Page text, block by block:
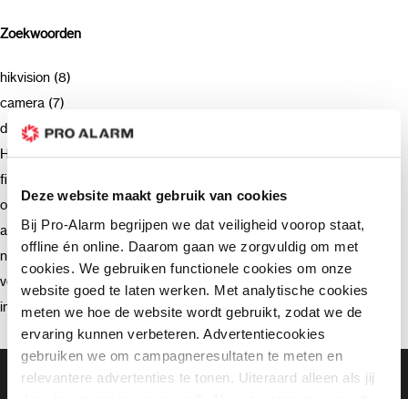
Deze website maakt gebruik van cookies
Bij Pro-Alarm begrijpen we dat veiligheid voorop staat,
offline én online. Daarom gaan we zorgvuldig om met
cookies. We gebruiken functionele cookies om onze
website goed te laten werken. Met analytische cookies
meten we hoe de website wordt gebruikt, zodat we de
ervaring kunnen verbeteren. Advertentiecookies
gebruiken we om campagneresultaten te meten en
relevantere advertenties te tonen. Uiteraard alleen als jij
Zoekwoorden
hikvision (8)
camera (7)
deurbel (4)
Hikvision (3)
firmware (3)
opnemen (2)
advies (2)
netwerkrecorder (2)
verzending (2)
intercom (2)
Gratis bezorging vanaf €99,-